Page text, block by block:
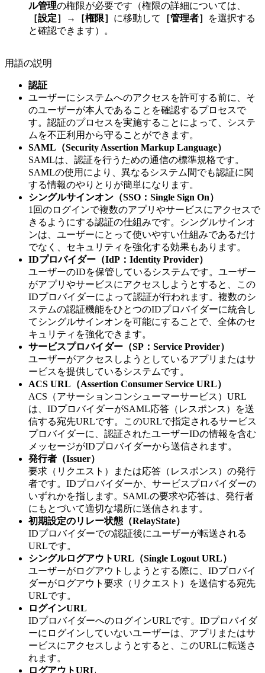
ル管理の権限が必要です（権限の詳細については、
［設定］→［権限］ に移動して ［管理者］
を選択する
と確認できます）。
用語の説明
認証
ユーザーにシステムへのアクセスを許可する前に、そ
のユーザーが本人であることを確認するプロセスで
す。認証のプロセスを実施することによって、システ
ムを不正利用から守ることができます。
SAML（Security Assertion Markup Language）
SAMLは、認証を行うための通信の標準規格です。
SAMLの使用により、異なるシステム間でも認証に関
する情報のやりとりが簡単になります。
シングルサインオン（SSO：Single Sign On）
1回のログインで複数のアプリやサービスにアクセスで
きるようにする認証の仕組みです。シングルサインオ
ンは、ユーザーにとって使いやすい仕組みであるだけ
でなく、セキュリティを強化する効果もあります。
IDプロバイダー（IdP：Identity Provider）
ユーザーのIDを保管しているシステムです。ユーザー
がアプリやサービスにアクセスしようとすると、この
IDプロバイダーによって認証が行われます。複数のシ
ステムの認証機能をひとつのIDプロバイダーに統合し
てシングルサインオンを可能にすることで、全体のセ
キュリティを強化できます。
サービスプロバイダー（SP：Service Provider）
ユーザーがアクセスしようとしているアプリまたはサ
ービスを提供しているシステムです。
ACS URL（Assertion Consumer Service URL）
ACS（アサーションコンシューマーサービス）URL
は、IDプロバイダーがSAML応答（レスポンス）を送
信する宛先URLです。このURLで指定されるサービス
プロバイダーに、認証されたユーザーIDの情報を含む
メッセージがIDプロバイダーから送信されます。
発行者（Issuer）
要求（リクエスト）または応答（レスポンス）の発行
者です。IDプロバイダーか、サービスプロバイダーの
いずれかを指します。SAMLの要求や応答は、発行者
にもとづいて適切な場所に送信されます。
初期設定のリレー状態（RelayState）
IDプロバイダーでの認証後にユーザーが転送される
URLです。
シングルログアウトURL（Single Logout URL）
ユーザーがログアウトしようとする際に、IDプロバイ
ダーがログアウト要求（リクエスト）を送信する宛先
URLです。
ログインURL
IDプロバイダーへのログインURLです。IDプロバイダ
ーにログインしていないユーザーは、アプリまたはサ
ービスにアクセスしようとすると、このURLに転送さ
れます。
ログアウトURL